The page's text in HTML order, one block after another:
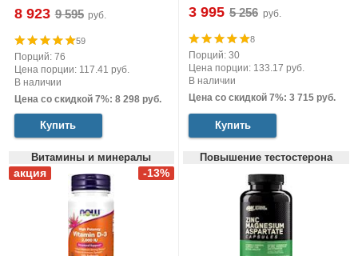
8 923 руб.
59
Порций: 76
Цена порции: 117.41 руб.
В наличии
Цена со скидкой 7%: 8 298 руб.
Купить
3 995 руб.
8
Порций: 30
Цена порции: 133.17 руб.
В наличии
Цена со скидкой 7%: 3 715 руб.
Купить
Витамины и минералы Повышение тестостерона